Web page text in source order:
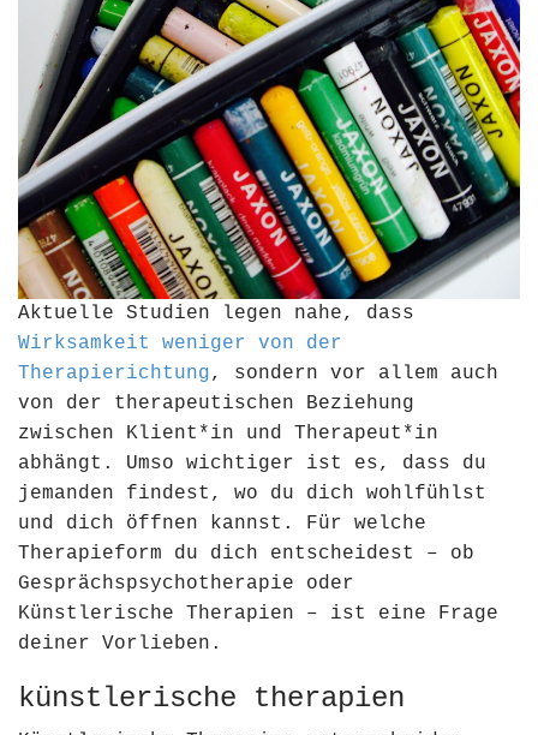
Aktuelle Studien legen nahe, dass
Wirksamkeit weniger von der
Therapierichtung, sondern vor allem auch
von der therapeutischen Beziehung
zwischen Klient*in und Therapeut*in
abhängt. Umso wichtiger ist es, dass du
jemanden findest, wo du dich wohlfühlst
und dich öffnen kannst. Für welche
Therapieform du dich entscheidest – ob
Gesprächspsychotherapie oder
Künstlerische Therapien – ist eine Frage
deiner Vorlieben.
künstlerische therapien